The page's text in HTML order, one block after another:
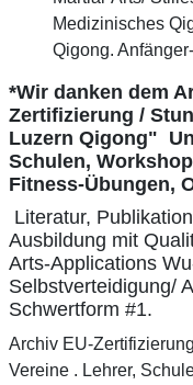
Medizinisches
Qigong.
*Wir danken dem
Zertifizierung /
Luzern Qigong"
Schulen,
Fitness-Übungen,
Literatur,
Ausbildung mit
Arts-Applications
Selbstverteidigung/
Schwertform #1.
Archiv EU-
Vereine . Lehrer,